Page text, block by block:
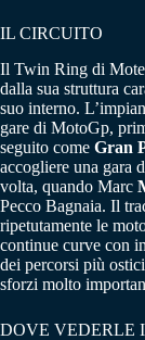
IL CIRCUITO
Il Twin Ring di
dalla sua struttura
suo interno.
gare di MotoGp,
seguito come Gran
accogliere una gara
volta, quando Marc
Pecco Bagnaia. Il
ripetutamente le
continue curve con
dei percorsi più
sforzi molto
DOVE VEDERLE